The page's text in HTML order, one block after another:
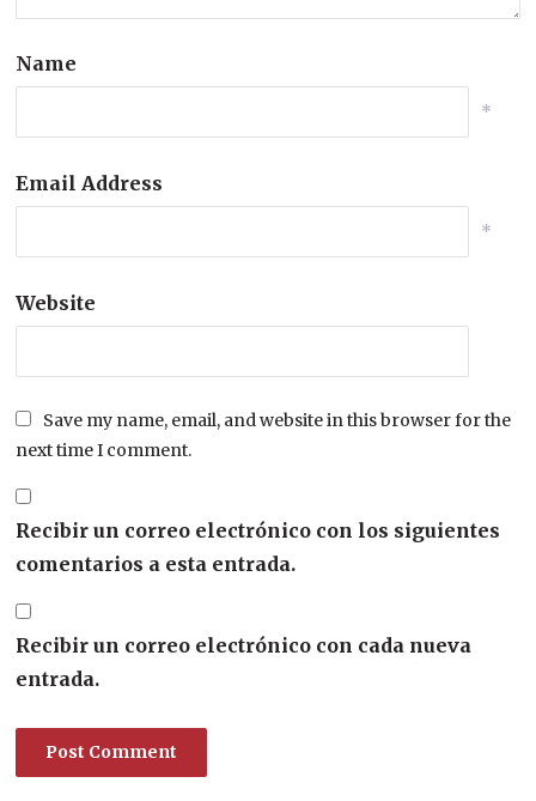
Name
*
Email Address
*
Website
Save my name, email, and website in this browser for the
next time I comment.
Recibir un correo electrónico con los siguientes
comentarios a esta entrada.
Recibir un correo electrónico con cada nueva
entrada.